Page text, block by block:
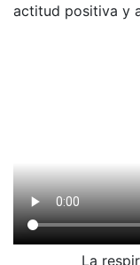
actitud positiva y
La